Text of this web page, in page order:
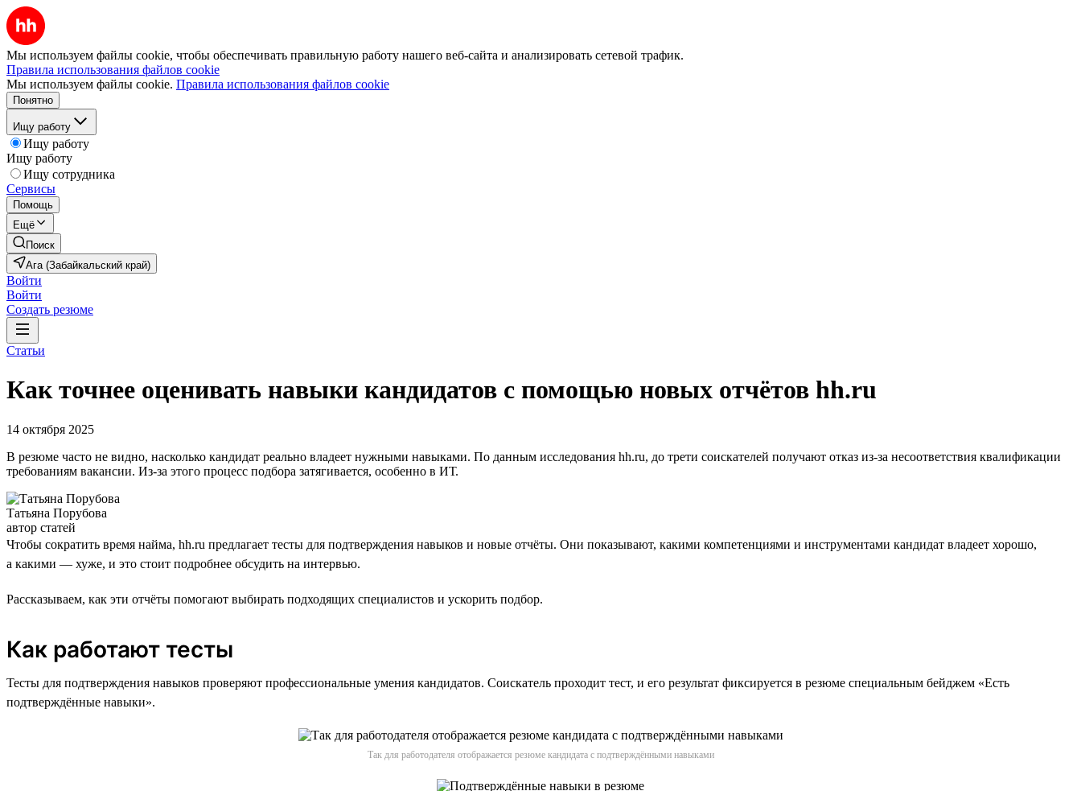
Мы используем файлы cookie, чтобы обеспечивать правильную работу нашего веб-сайта и анализировать сетевой трафик.
Правила использования файлов cookie
Мы используем файлы cookie. Правила использования файлов cookie
Понятно
Ищу работу
Ищу работу
Ищу работу
Ищу сотрудника
Сервисы
Помощь
Ещё
Поиск
Ага (Забайкальский край)
Войти
Войти
Создать резюме
Статьи
Как точнее оценивать навыки кандидатов с помощью новых отчётов hh.ru
14 октября 2025
В резюме часто не видно, насколько кандидат реально владеет нужными навыками. По данным исследования hh.ru, до трети соискателей получают отказ из-за несоответствия квалификации
требованиям вакансии. Из-за этого процесс подбора затягивается, особенно в ИТ.
Татьяна Порубова
автор статей
Чтобы сократить время найма, hh.ru предлагает тесты для подтверждения навыков и новые отчёты. Они показывают, какими компетенциями и инструментами кандидат владеет хорошо,
а какими — хуже, и это стоит подробнее обсудить на интервью.
Рассказываем, как эти отчёты помогают выбирать подходящих специалистов и ускорить подбор.
Как работают тесты
Тесты для подтверждения навыков проверяют профессиональные умения кандидатов. Соискатель проходит тест, и его результат фиксируется в резюме специальным бейджем «Есть
подтверждённые навыки».
Так для работодателя отображается резюме кандидата с подтверждёнными навыками